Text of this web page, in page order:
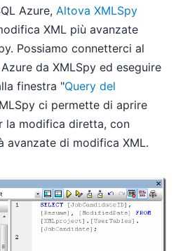
Azure, Altova XMLSpy
XML più avanzate
Possiamo connetterci al
da XMLSpy ed eseguire
finestra "Query del
ci permette di aprire
la modifica diretta, con
avanzate di modifica XML.